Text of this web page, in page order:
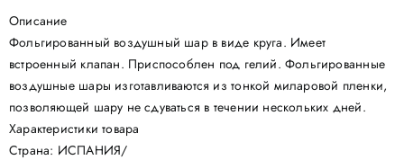
Политика конфиденциальности
Описание
Фольгированный воздушный шар в виде круга. Имеет
встроенный клапан. Приспособлен под гелий. Фольгированные
воздушные шары изготавливаются из тонкой миларовой пленки,
позволяющей шару не сдуваться в течении нескольких дней.
Характеристики товара
Страна: ИСПАНИЯ/